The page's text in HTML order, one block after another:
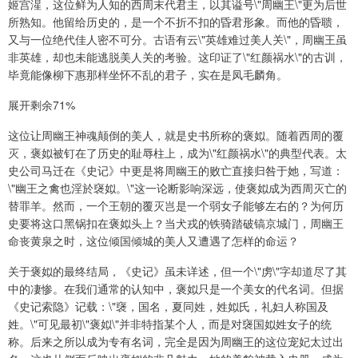
姬宫湦，这位鲜为人知的西周末代君主，以其谥号\"周幽王\"更为后世
所熟知。他留给历史的，是一个不折不扣的昏君形象。而他的昏聩，
又与一位绝代佳人密不可分。古语有云\"英雄难过美人关\"，周幽王虽
非英雄，却也未能逃脱美人关的考验。这印证了\"红颜祸水\"的古训，
毕竟能像柳下惠那样坐怀不乱的君子，实在是凤毛麟角。
展开剩余71%
这位让周幽王神魂颠倒的美人，就是史书所称的褒姒。随着西周的覆
灭，褒姒被钉在了历史的耻辱柱上，成为\"红颜祸水\"的典型代表。太
史公司马迁在《史记》中更是将周幽王的败亡直接归咎于她，写道：
\"幽王之禽也淫於襃姒。\"这一论断影响深远，使褒姒成为西周灭亡的
替罪羊。然而，一个王朝的覆灭岂是一个弱女子能够左右的？为何历
史要将这口黑锅扣在褒姒头上？当犬戎的铁骑踏破镐京城门，周幽王
命丧黄泉之时，这位倾国倾城的美人又遭遇了怎样的命运？
关于褒姒的最终结局，《史记》虽未详述，但一个\"虏\"字却道尽了其
中的凄惨。在我们通常的认知中，褒姒只是一个美女的代名词。但据
《史记索隐》记载：\"襃，国名，夏同姓，姓姒氏，礼妇人称国及
姓。\"可见最初\"褒姒\"并非特指某个人，而是对襃国姒姓女子的统
称。后来之所以成为专有名词，完全是因为周幽王的这位宠妃太过出